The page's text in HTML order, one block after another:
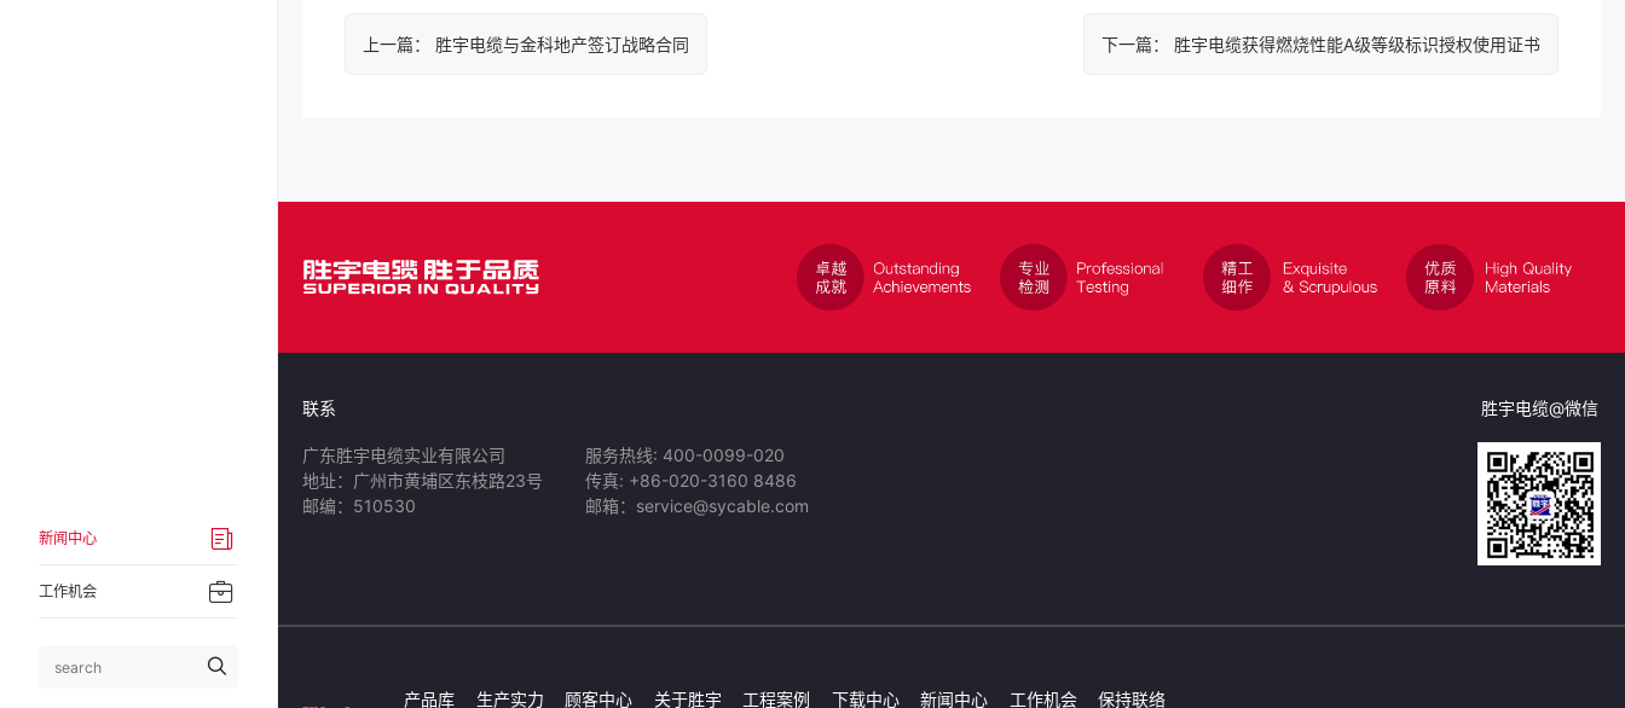
新闻中心
工作机会
上一篇： 胜宇电缆与金科地产签订战略合同 下一篇： 胜宇电缆获得燃烧性能A级等级标识授权使用证书
联系
广东胜宇电缆实业有限公司
地址：广州市黄埔区东枝路23号
邮编：510530
服务热线: 400-0099-020
传真: +86-020-3160 8486
邮箱：service@sycable.com
胜宇电缆@微信
产品库 生产实力 顾客中心 关于胜宇 工程案例 下载中心 新闻中心 工作机会 保持联络